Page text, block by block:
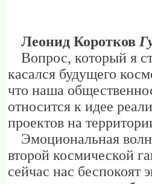
Леонид Коротков
Вопрос, который я
касался будущего
что наша
относится к идее
проектов на
Эмоциональная
второй космической
сейчас нас беспокоят